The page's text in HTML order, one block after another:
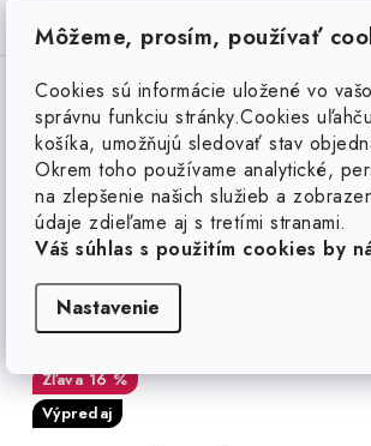
Môžeme, prosím, používať
Cookies sú informácie uložené vo
správnu funkciu stránky.Cookies
košíka, umožňujú sledovať stav
Okrem toho používame analytické,
na zlepšenie našich služieb a
údaje zdieľame aj s tretími stranami.
Váš súhlas s použitím cookies by
Nastavenie
Strieborné retiazkové
náušnice s čiernou perlou
16 %
Výpredaj